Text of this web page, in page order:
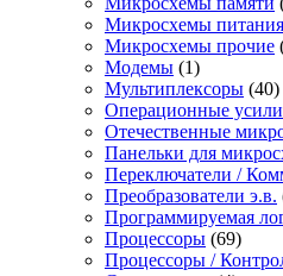
Микросхемы питания
Микросхемы прочие
Модемы (1)
Мультиплексоры (40)
Операционные
Отечественные
Панельки для
Переключатели /
Преобразователи э.в.
Программируемая
Процессоры (69)
Процессоры /